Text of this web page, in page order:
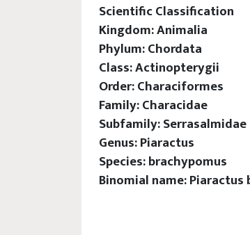
Scientific Classification
Kingdom: Animalia
Phylum: Chordata
Class: Actinopterygii
Order: Characiformes
Family: Characidae
Subfamily: Serrasalmidae
Genus: Piaractus
Species: brachypomus
Binomial name: Piaractus